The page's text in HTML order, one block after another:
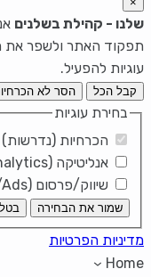
שלנו - קהילת בשלנים
תפקוד האתר ולשפר את
עוגיות להפעיל.
קבל הכל הסר לא
בחירת עוגיות
הכרחיות (נדרשות)
אנליטיקה (Google Analytics)
שיווק/פרסום (Facebook/Ads)
שמור את הבחירה בטל
מדיניות הפרטיות
Home